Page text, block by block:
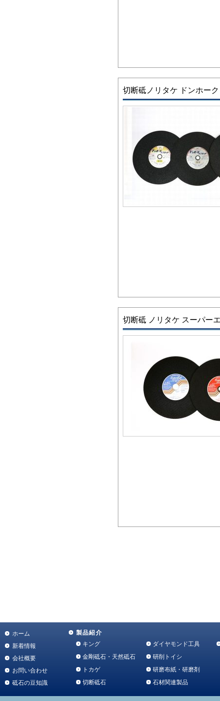
切断砥ノリタケ ドンホー
切断砥 ノリタケ スーパー
ホーム
新着情報
会社概要
お問い合わせ
砥石の豆知識
製品紹介
キング
ダイヤモンド工具
金剛砥石・天然砥石
研削トイシ
トカゲ
研磨布紙・研磨剤
切断砥石
石材関連製品